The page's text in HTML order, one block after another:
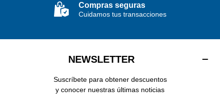
Compras seguras
Cuidamos tus transacciones
NEWSLETTER
Suscríbete para obtener descuentos
y conocer nuestras últimas noticias